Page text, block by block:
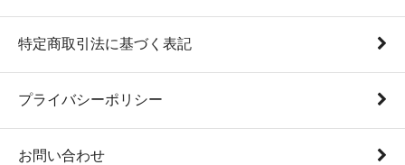
特定商取引法に基づく表記
プライバシーポリシー
お問い合わせ